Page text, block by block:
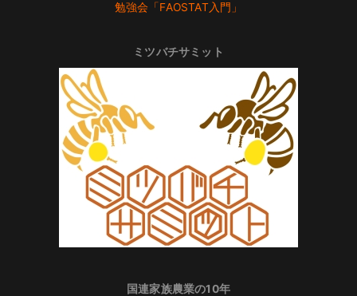
勉強会「FAOSTAT入門」
ミツバチサミット
国連家族農業の10年